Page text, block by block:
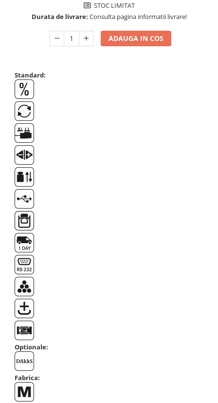
OIML M1
Bare suport (Newtoniene)
Instrumente de masurare
Celule de forta
Celule de sarcina
Celule masurare masa
Senzori de cuplu
Durometre
Durometre pentru metale (Leeb)
Durometre pentru metale (UCI)
Durometre pentru plastic (Shore)
Dispozitive de masurare a lungimii
Masurare metrica a lungimii
Componente pentru masurare
Transmitatoare
Colorimetre
Masurare forta
Bacuri cu surub
Masurarea fortei - Digital
Masurarea mecanica a fortei
Testere pietre funerare
Masurare cuplu
Masurare cuplu pentru capace cu
filet
Masurare cuplu pentru scule
Masurarea grosimii stratului
STOC LIMITAT
Durata de livrare: Consulta pagina informatii livrare!
ADAUGA IN COS
Standard:
Optionale:
Fabrica: